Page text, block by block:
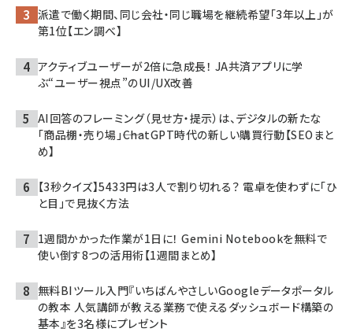
派遣で働く期間、同じ会社・同じ職場を継続希望「3年以上」が
第1位【エン調べ】
アクティブユーザーが2倍に急成長！ JA共済アプリに学
ぶ“ユーザー視点”のUI/UX改善
AI回答のフレーミング（見せ方・提示）は、デジタルの新たな
「商品棚・売り場」――ChatGPT時代の新しい購買行動【SEOまと
め】
【3秒クイズ】5433円は3人で割り切れる？ 電卓を使わずに「ひ
と目」で見抜く方法
1週間かかった作業が1日に！ Gemini Notebookを無料で
使い倒す8つの活用術【1週間まとめ】
無料BIツール入門『いちばんやさしいGoogleデータポータル
の教本 人気講師が教える業務で使えるダッシュボード構築の
基本』を3名様にプレゼント